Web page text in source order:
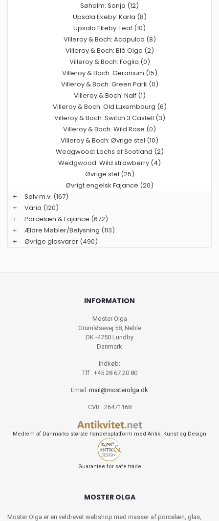
Søholm: Sonja (12)
Upsala Ekeby: Karla (8)
Upsala Ekeby: Leaf (10)
Villeroy & Boch: Acapulco (8)
Villeroy & Boch: Blå Olga (2)
Villeroy & Boch: Foglia (0)
Villeroy & Boch: Geranium (15)
Villeroy & Boch: Green Park (0)
Villeroy & Boch: Naif (1)
Villeroy & Boch: Old Luxembourg (6)
Villeroy & Boch: Switch 3 Castell (3)
Villeroy & Boch: Wild Rose (0)
Villeroy & Boch: Øvrige stel (10)
Wedgwood: Lochs of Scotland (2)
Wedgwood: Wild strawberry (4)
Øvrige stel (25)
Øvrigt engelsk Fajance (20)
+
Sølv m.v. (167)
+
Varia (120)
+
Porcelæn & Fajance (672)
+
Ældre Møbler/Belysning (113)
+
Øvrige glasvarer (490)
INFORMATION
Moster Olga
Grumløsevej 58, Neble
DK -4750 Lundby
Danmark
Indkøb:
Tlf : +45 28 67 20 80
Email: mail@mosterolga.dk
CVR : 26471168
Medlem af Danmarks største handelsplatform med Antik, Kunst og Design
Guarantee for safe trade
MOSTER OLGA
Moster Olga er en veldrevet webshop med masser af porcelæn, glas,